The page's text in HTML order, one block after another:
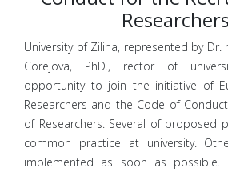
University of Zilina, represented by Dr.
Corejova, PhD., rector of
opportunity to join the initiative of
Researchers and the Code of
of Researchers. Several of proposed
common practice at university.
implemented as soon as possible.